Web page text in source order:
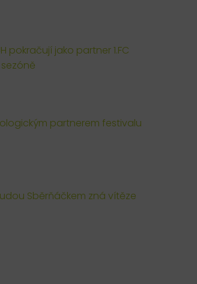
pokračují jako partner 1.FC
partnerem festivalu
Sběrňáčkem zná vítěze